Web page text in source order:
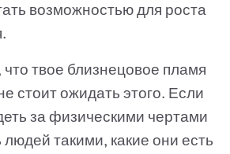
возможностью для роста
твое близнецовое пламя
стоит ожидать этого. Если
за физическими чертами
такими, какие они есть